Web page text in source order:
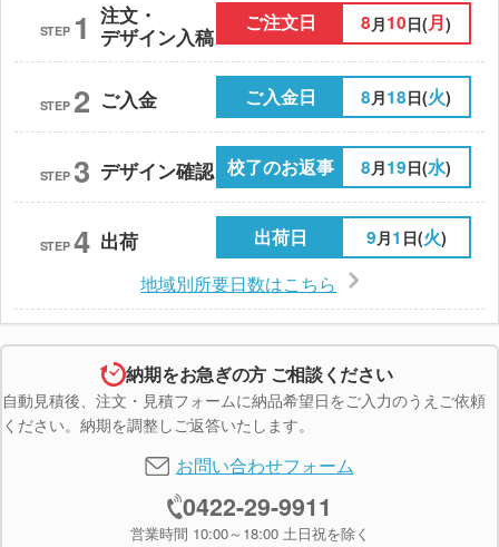
STEP 1 注文・
デザイン入稿
ご注文日 8 月10日(月)
STEP 2 ご入金 ご入金日 8月18日(火)
STEP 3 デザイン確認 校了のお返事 8月19日(水)
STEP 4 出荷 出荷日 9月1 日(火)
地域別所要日数はこちら
納期をお急ぎの方 ご相談ください
自動見積後、注文・見積フォームに納品希望日をご入力のうえご依頼
ください。納期を調整しご返答いたします。
お問い合わせフォーム
0422-29-9911
営業時間 10:00～18:00 土日祝を除く